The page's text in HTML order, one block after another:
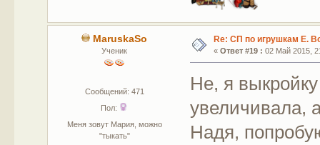
MaruskaSo
Ученик
Сообщений: 471
Пол:
Меня зовут Мария, можно
"тыкать"
Re: СП по игрушкам Е.
« Ответ #19 : 02 Май 2015,
Не, я
увеличивала,
Надя,